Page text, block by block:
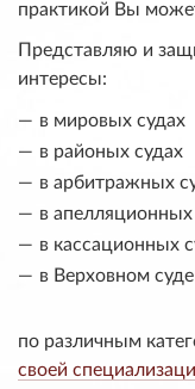
практикой Вы
Представляю и
интересы:
в мировых судах
в районых судах
в арбитражных
в апелляционных
в кассационных
в Верховном
по различным
своей